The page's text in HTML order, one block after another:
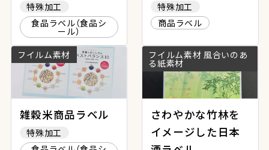
特殊加工
食品ラベル（食品シ
ール）
特殊加工
商品ラベル
フイルム素材
雑穀米商品ラベル
特殊加工
フイルム素材 風合いのあ
る紙素材
さわやかな竹林を
イメージした日本